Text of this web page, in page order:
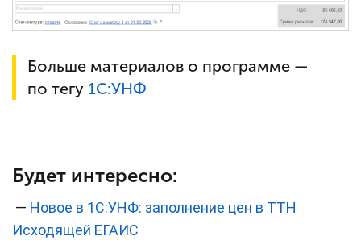
Больше материалов о программе —
по тегу 1С:УНФ
Будет интересно:
— Новое в 1С:УНФ: заполнение цен в ТТН
Исходящей ЕГАИС